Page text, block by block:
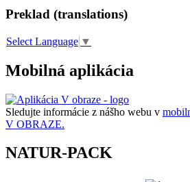
Preklad (translations)
Select Language ▼
Mobilná aplikácia
Sledujte informácie z nášho webu v
V OBRAZE.
NATUR-PACK